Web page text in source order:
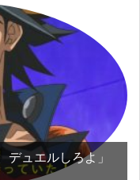
デュエルしろよ」